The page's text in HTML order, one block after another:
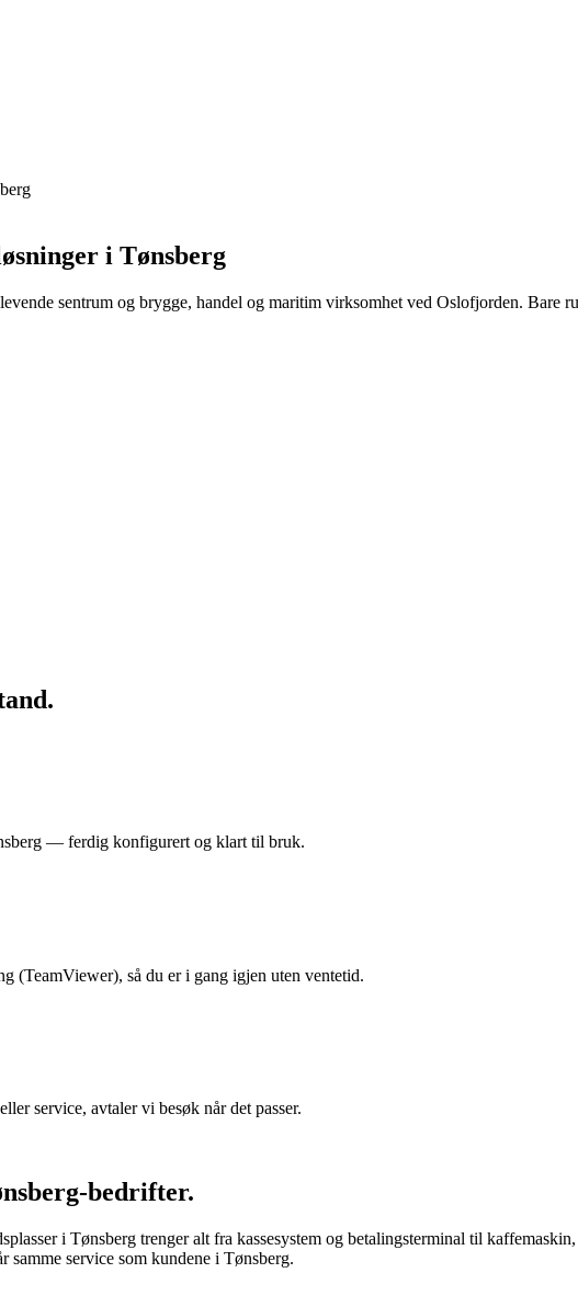
i Tønsberg
sentrum og brygge, handel og maritim virksomhet ved Oslofjorden. Bare
— ferdig konfigurert og klart til bruk.
(TeamViewer), så du er i gang igjen uten ventetid.
service, avtaler vi besøk når det passer.
-bedrifter.
i Tønsberg trenger alt fra kassesystem og betalingsterminal til
service som kundene i Tønsberg.